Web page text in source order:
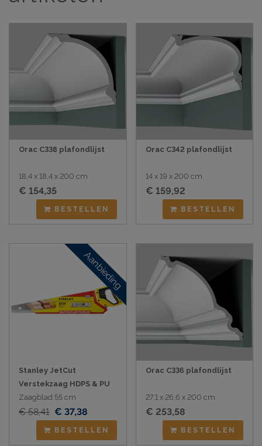
Orac C338 plafondlijst
18,4 x 18,4 x 200 cm
€ 154,35
BESTELLEN
Orac C342 plafondlijst
14 x 19 x 200 cm
€ 159,92
BESTELLEN
Aanbieding
Stanley JetCut
Verstekzaag HDPS & PU
Zaagblad 55 cm
€ 58,41 € 37,38
BESTELLEN
Orac C336 plafondlijst
27,1 x 26,6 x 200 cm
€ 253,58
BESTELLEN